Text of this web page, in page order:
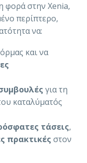
φορά στην Xenia,
περίπτερο,
να:
και να
για τη
καταλύματός
τάσεις,
πρακτικές στον